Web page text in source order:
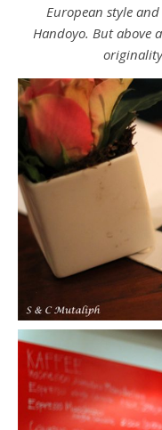
European style
Handoyo. But above